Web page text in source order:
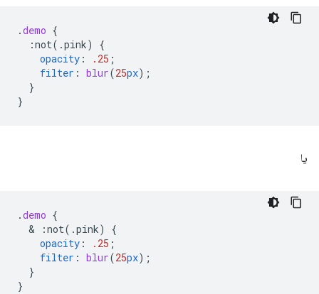
.demo {
:not(.pink)
{
opacity : .25 ;
filter : blur(25px);
}
}
یا
.demo {
  &
:not(.pink)
{
opacity : .25 ;
filter : blur(25px);
}
}